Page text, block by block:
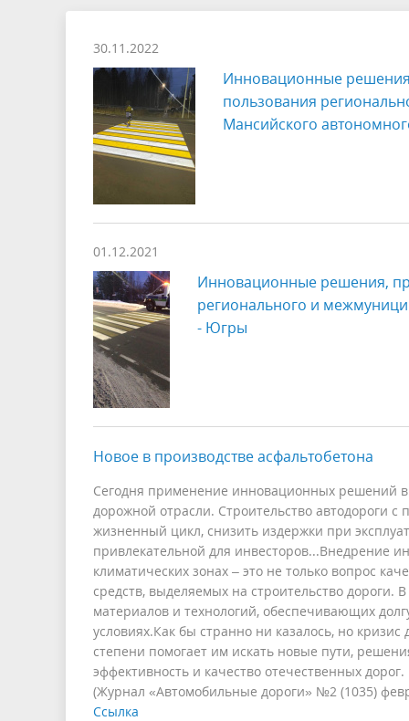
30.11.2022
Инновационные
пользования
Мансийского
01.12.2021
Инновационные решения,
регионального и
- Югры
Новое в производстве асфальтобетона
Сегодня применение инновационных решений
дорожной отрасли. Строительство автодороги
жизненный цикл, снизить издержки при
привлекательной для инвесторов...Внедрение
климатических зонах – это не только вопрос
средств, выделяемых на строительство
материалов и технологий, обеспечивающих
условиях.Как бы странно ни казалось, но
степени помогает им искать новые пути,
эффективность и качество отечественных дорог.
(Журнал «Автомобильные дороги» №2 (1035)
Ссылка